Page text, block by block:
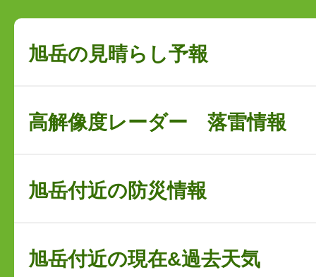
旭岳の見晴らし予報
高解像度レーダー 落雷情報
旭岳付近の防災情報
旭岳付近の現在&過去天気